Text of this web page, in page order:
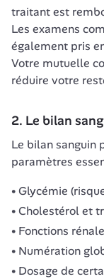
traitant est
Les examens
également pris
Votre mutuelle
réduire votre
2. Le bilan
Le bilan sanguin
paramètres
Glycémie
Cholestérol et
Fonctions
Numération
Dosage de